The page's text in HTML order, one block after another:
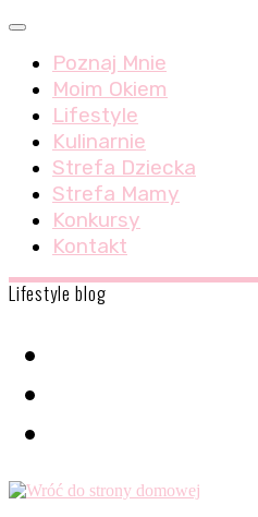
Skip
content
Menu
Poznaj Mnie
Moim Okiem
Lifestyle
Kulinarnie
Strefa Dziecka
Strefa Mamy
Konkursy
Kontakt
Lifestyle blog